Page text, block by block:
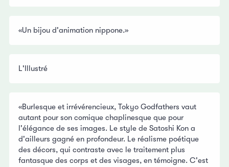
«Un bijou d'animation nippone.»
L'Illustré
«Burlesque et irrévérencieux, Tokyo Godfathers vaut
autant pour son comique chaplinesque que pour
l'élégance de ses images. Le style de Satoshi Kon a
d'ailleurs gagné en profondeur. Le réalisme poétique
des décors, qui contraste avec le traitement plus
fantasque des corps et des visages, en témoigne. C'est